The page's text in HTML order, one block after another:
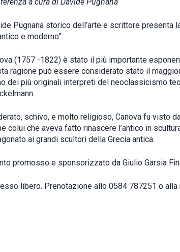
Pugnana storico dell’arte e scrittore presenta
e moderno”.
(1757 -1822) è stato il più importante
ragione può essere considerato stato il
dei più originali interpreti del neoclassicismo
schivo, e molto religioso, Canova fu visto
colui che aveva fatto rinascere l’antico in
ai grandi scultori della Grecia antica.
promosso e sponsorizzato da Giulio Garsia
libero. Prenotazione allo 0584 787251 o